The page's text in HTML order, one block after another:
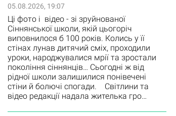
05.08.2026, 19:07
Ці фото і відео - зі зруйнованої
Сіннянської школи, якій цьогоріч
виповнилося б 100 років. Колись у її
стінах лунав дитячий сміх, проходили
уроки, народжувалися мрії та зростали
покоління сіннянців… Сьогодні ж від
рідної школи залишилися понівечені
стіни й болючі спогади. Світлини та
відео редакції надала жителька гро…